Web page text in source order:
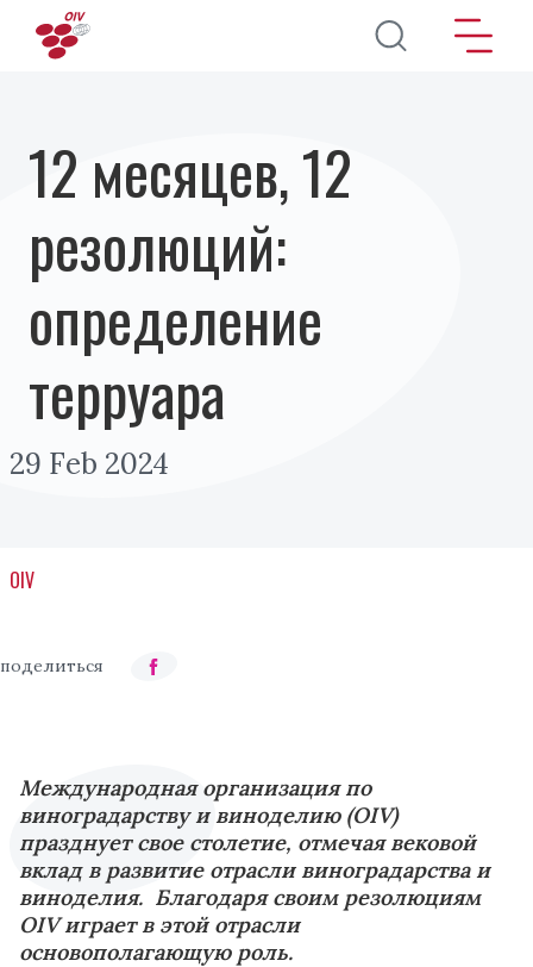
Перейти к основному содержанию
12 месяцев, 12
резолюций:
определение
терруара
29 Feb 2024
OIV
Международная организация по
виноградарству и виноделию (OIV)
празднует свое столетие, отмечая вековой
вклад в развитие отрасли виноградарства и
виноделия. Благодаря своим резолюциям
OIV играет в этой отрасли
основополагающую роль.